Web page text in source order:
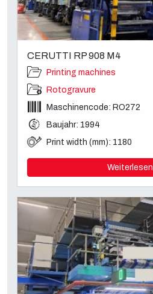
CERUTTI RP 908 M4
Printing machines
Rotogravure
Maschinencode: RO272
Baujahr: 1994
Print width (mm): 1180
Weiterlesen